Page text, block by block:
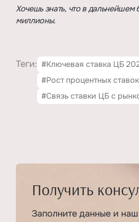
Хочешь знать, что в
миллионы.
Теги: #Ключевая ставка ЦБ
#Рост процентных
#Связь ставки ЦБ с
Получить
Заполните данные и